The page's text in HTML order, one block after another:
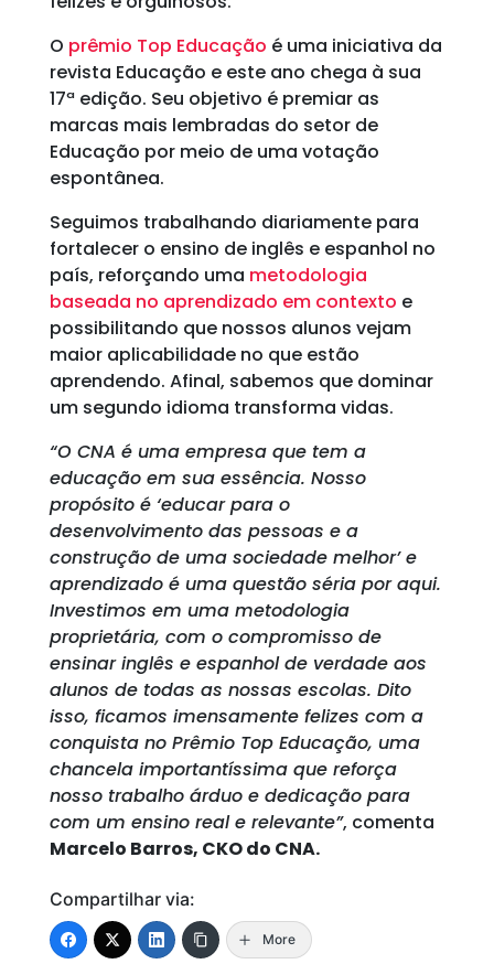
O prêmio Top Educação é uma iniciativa da
revista Educação e este ano chega à sua
17ª edição. Seu objetivo é premiar as
marcas mais lembradas do setor de
Educação por meio de uma votação
espontânea.
Seguimos trabalhando diariamente para
fortalecer o ensino de inglês e espanhol no
país, reforçando uma metodologia
baseada no aprendizado em contexto e
possibilitando que nossos alunos vejam
maior aplicabilidade no que estão
aprendendo. Afinal, sabemos que dominar
um segundo idioma transforma vidas.
“O CNA é uma empresa que tem a
educação em sua essência. Nosso
propósito é ‘educar para o
desenvolvimento das pessoas e a
construção de uma sociedade melhor’ e
aprendizado é uma questão séria por aqui.
Investimos em uma metodologia
proprietária, com o compromisso de
ensinar inglês e espanhol de verdade aos
alunos de todas as nossas escolas. Dito
isso, ficamos imensamente felizes com a
conquista no Prêmio Top Educação, uma
chancela importantíssima que reforça
nosso trabalho árduo e dedicação para
com um ensino real e relevante”, comenta
Marcelo Barros, CKO do CNA.
Compartilhar via:
More